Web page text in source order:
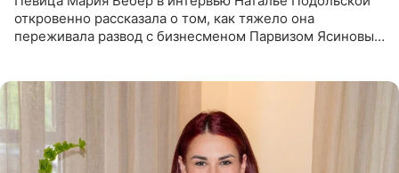
откровенно рассказала о том, как тяжело она
переживала развод с бизнесменом Парвизом Ясиновым.